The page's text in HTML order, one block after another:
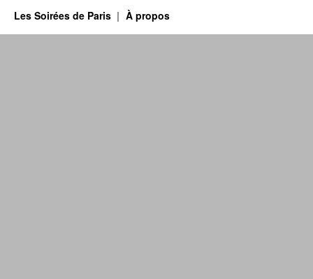
Les Soirées de Paris À propos